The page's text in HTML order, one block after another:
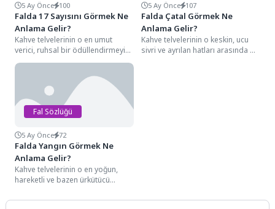
5 Ay Önce 100
Falda 17 Sayısını Görmek Ne
Anlama Gelir?
Kahve telvelerinin o en umut
verici, ruhsal bir ödüllendirmeyi
ve mutlak bir yıldız parlamasını
5 Ay Önce 107
Falda Çatal Görmek Ne
Anlama Gelir?
Kahve telvelerinin o keskin, ucu
sivri ve ayrılan hatları arasında bir
Fal Sözlüğü
5 Ay Önce 72
Falda Yangın Görmek Ne
Anlama Gelir?
Kahve telvelerinin o en yoğun,
hareketli ve bazen ürkütücü
yukarı doğru yükselen...